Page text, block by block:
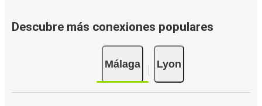
Descubre más conexiones populares
Málaga Lyon